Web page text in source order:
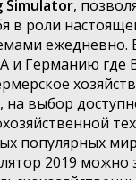
Simulator,
в роли
ежедневно.
и Германию где
на выбор
популярных
2019 можно